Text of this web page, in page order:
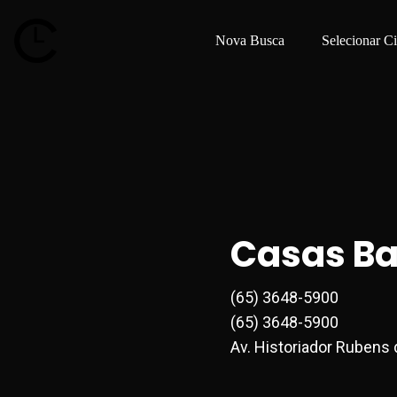
Nova Busca Selecionar
Casas
(65) 3648-5900
(65) 3648-5900
Av. Historiador Rubens